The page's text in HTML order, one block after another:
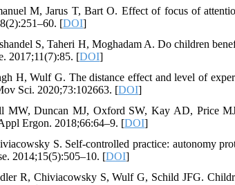
M, Jarus T, Bart O. Effect of focus of
[DOI]
S, Taheri H, Moghadam A. Do children
2017;11(7):85. [DOI]
H, Wulf G. The distance effect and level of
Sci. 2020;73:102663. [DOI]
MW, Duncan MJ, Oxford SW, Kay AD, Price
Ergon. 2018;66:64–9. [DOI]
S. Self-controlled practice: autonomy
2014;15(5):505–10. [DOI]
R, Chiviacowsky S, Wulf G, Schild JFG.